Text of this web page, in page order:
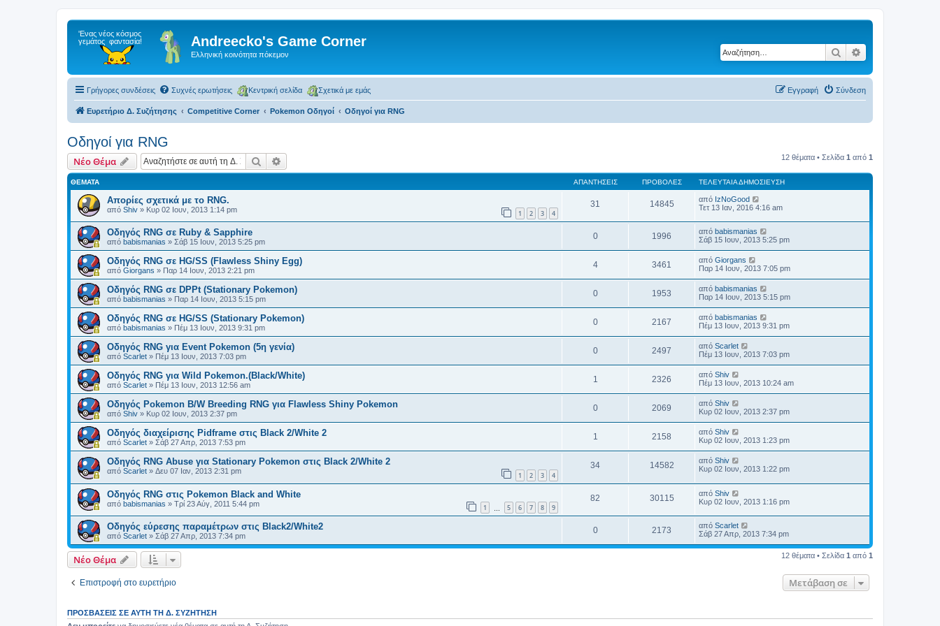
Andreecko's Game Corner
Ελληνική κοινότητα πόκεμον Αναζήτηση
Γρήγορες συνδέσεις Συχνές ερωτήσεις Κεντρική σελίδα Σχετικά με εμάς Σύνδεση
Εγγραφή
Ευρετήριο Δ. Συζήτησης Competitive Corner Pokemon Οδηγοί Οδηγοί για RNG
Οδηγοί για RNG
Νέο Θέμα Αναζήτηση 12 θέματα • Σελίδα 1 από 1
ΘΈΜΑΤΑ ΑΠΑΝΤΉΣΕΙΣ ΠΡΟΒΟΛΈΣ ΤΕΛΕΥΤΑΊΑ ΔΗΜΟΣΊΕΥΣΗ
Απορίες σχετικά με το RNG.
από Shiv » Κυρ 02 Ιουν, 2013 1:14 pm 1 2 3 4
31 14845 από IzNoGood
Τετ 13 Ιαν, 2016 4:16 am
Οδηγός RNG σε Ruby & Sapphire
από babismanias » Σάβ 15 Ιουν, 2013 5:25 pm
0 1996 από babismanias
Σάβ 15 Ιουν, 2013 5:25 pm
Οδηγός RNG σε ΗG/SS (Flawless Shiny Egg)
από Giorgans » Παρ 14 Ιουν, 2013 2:21 pm
4 3461 από Giorgans
Παρ 14 Ιουν, 2013 7:05 pm
Οδηγός RNG σε DPPt (Stationary Pokemon)
από babismanias » Παρ 14 Ιουν, 2013 5:15 pm
0 1953 από babismanias
Παρ 14 Ιουν, 2013 5:15 pm
Οδηγός RNG σε ΗG/SS (Stationary Pokemon)
από babismanias » Πέμ 13 Ιουν, 2013 9:31 pm
0 2167 από babismanias
Πέμ 13 Ιουν, 2013 9:31 pm
Οδηγός RNG για Event Pokemon (5η γενία)
από Scarlet » Πέμ 13 Ιουν, 2013 7:03 pm
0 2497 από Scarlet
Πέμ 13 Ιουν, 2013 7:03 pm
Οδηγός RNG για Wild Pokemon.(Black/White)
από Scarlet » Πέμ 13 Ιουν, 2013 12:56 am
1 2326 από Shiv
Πέμ 13 Ιουν, 2013 10:24 am
Οδηγός Pokemon B/W Breeding RNG για Flawless Shiny Pokemon
από Shiv » Κυρ 02 Ιουν, 2013 2:37 pm
0 2069 από Shiv
Κυρ 02 Ιουν, 2013 2:37 pm
Οδηγός διαχείρισης Pidframe στις Black 2/White 2
από Scarlet » Σάβ 27 Απρ, 2013 7:53 pm
1 2158 από Shiv
Κυρ 02 Ιουν, 2013 1:23 pm
Οδηγός RNG Abuse για Stationary Pokemon στις Black 2/White 2
από Scarlet » Δευ 07 Ιαν, 2013 2:31 pm 1 2 3 4
34 14582 από Shiv
Κυρ 02 Ιουν, 2013 1:22 pm
Οδηγός RNG στις Pokemon Black and White
από babismanias » Τρί 23 Αύγ, 2011 5:44 pm 1 5 6 7 8 9
82 30115 από Shiv
Κυρ 02 Ιουν, 2013 1:16 pm
Οδηγός εύρεσης παραμέτρων στις Black2/White2
από Scarlet » Σάβ 27 Απρ, 2013 7:34 pm
0 2173 από Scarlet
Σάβ 27 Απρ, 2013 7:34 pm
Νέο Θέμα 12 θέματα • Σελίδα 1 από 1
Επιστροφή στο ευρετήριο Μετάβαση σε
ΠΡΟΣΒΆΣΕΙΣ ΣΕ ΑΥΤΉ ΤΗ Δ. ΣΥΖΉΤΗΣΗ